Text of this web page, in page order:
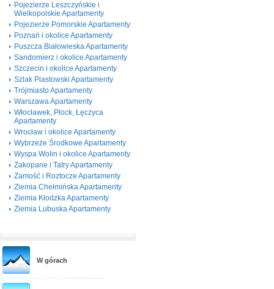
Pojezierze Leszczyńskie i
Wielkopolskie Apartamenty
Pojezierze Pomorskie Apartamenty
Poznań i okolice Apartamenty
Puszcza Białowieska Apartamenty
Sandomierz i okolice Apartamenty
Szczecin i okolice Apartamenty
Szlak Piastowski Apartamenty
Trójmiasto Apartamenty
Warszawa Apartamenty
Włocławek, Płock, Łęczyca
Apartamenty
Wrocław i okolice Apartamenty
Wybrzeże Środkowe Apartamenty
Wyspa Wolin i okolice Apartamenty
Zakopane i Tatry Apartamenty
Zamość i Roztocze Apartamenty
Ziemia Chełmińska Apartamenty
Ziemia Kłodzka Apartamenty
Ziemia Lubuska Apartamenty
W górach